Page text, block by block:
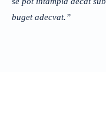
buget adecvat.”